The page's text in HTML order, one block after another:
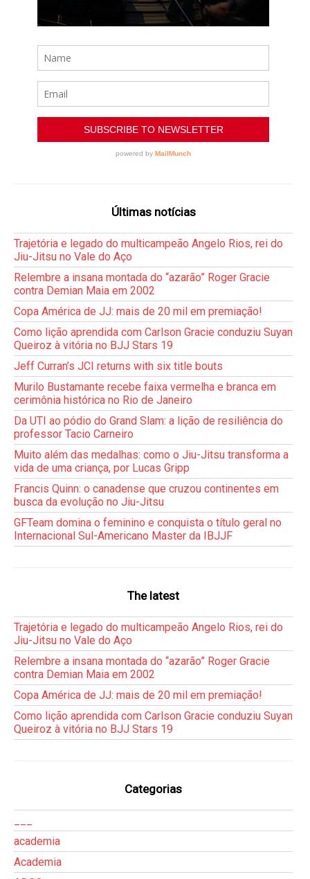
Últimas notícias
Trajetória e legado do multicampeão Angelo Rios, rei do
Jiu-Jitsu no Vale do Aço
Relembre a insana montada do “azarão” Roger Gracie
contra Demian Maia em 2002
Copa América de JJ: mais de 20 mil em premiação!
Como lição aprendida com Carlson Gracie conduziu Suyan
Queiroz à vitória no BJJ Stars 19
Jeff Curran’s JCI returns with six title bouts
Murilo Bustamante recebe faixa vermelha e branca em
cerimônia histórica no Rio de Janeiro
Da UTI ao pódio do Grand Slam: a lição de resiliência do
professor Tacio Carneiro
Muito além das medalhas: como o Jiu-Jitsu transforma a
vida de uma criança, por Lucas Gripp
Francis Quinn: o canadense que cruzou continentes em
busca da evolução no Jiu-Jitsu
GFTeam domina o feminino e conquista o título geral no
Internacional Sul-Americano Master da IBJJF
The latest
Trajetória e legado do multicampeão Angelo Rios, rei do
Jiu-Jitsu no Vale do Aço
Relembre a insana montada do “azarão” Roger Gracie
contra Demian Maia em 2002
Copa América de JJ: mais de 20 mil em premiação!
Como lição aprendida com Carlson Gracie conduziu Suyan
Queiroz à vitória no BJJ Stars 19
Categorias
academia
Academia